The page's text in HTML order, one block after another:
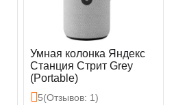
Умная колонка Яндекс
Станция Стрит Grey
(Portable)
5(Отзывов: 1)